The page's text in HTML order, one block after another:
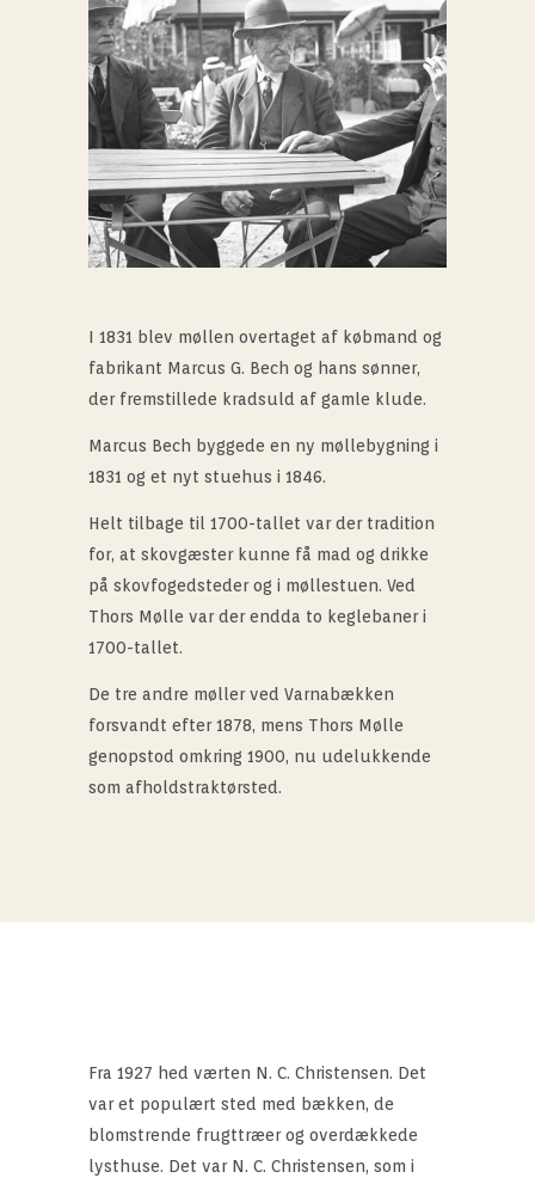
I 1831 blev møllen overtaget af købmand og
fabrikant Marcus G. Bech og hans sønner,
der fremstillede kradsuld af gamle klude.
Marcus Bech byggede en ny møllebygning i
1831 og et nyt stuehus i 1846.
Helt tilbage til 1700-tallet var der tradition
for, at skovgæster kunne få mad og drikke
på skovfogedsteder og i møllestuen. Ved
Thors Mølle var der endda to keglebaner i
1700-tallet.
De tre andre møller ved Varnabækken
forsvandt efter 1878, mens Thors Mølle
genopstod omkring 1900, nu udelukkende
som afholdstraktørsted.
Fra 1927 hed værten N. C. Christensen. Det
var et populært sted med bækken, de
blomstrende frugttræer og overdækkede
lysthuse. Det var N. C. Christensen, som i